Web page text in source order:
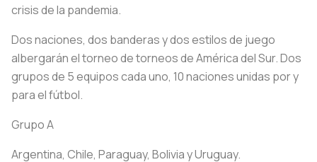
crisis de la pandemia.
Dos naciones, dos banderas y dos estilos de juego
albergarán el torneo de torneos de América del Sur. Dos
grupos de 5 equipos cada uno, 10 naciones unidas por y
para el fútbol.
Grupo A
Argentina, Chile, Paraguay, Bolivia y Uruguay.